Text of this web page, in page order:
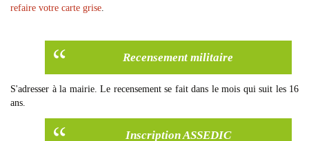
refaire votre carte grise.
Recensement militaire
S'adresser à la mairie. Le recensement se fait dans le mois qui suit les 16
ans.
Inscription ASSEDIC